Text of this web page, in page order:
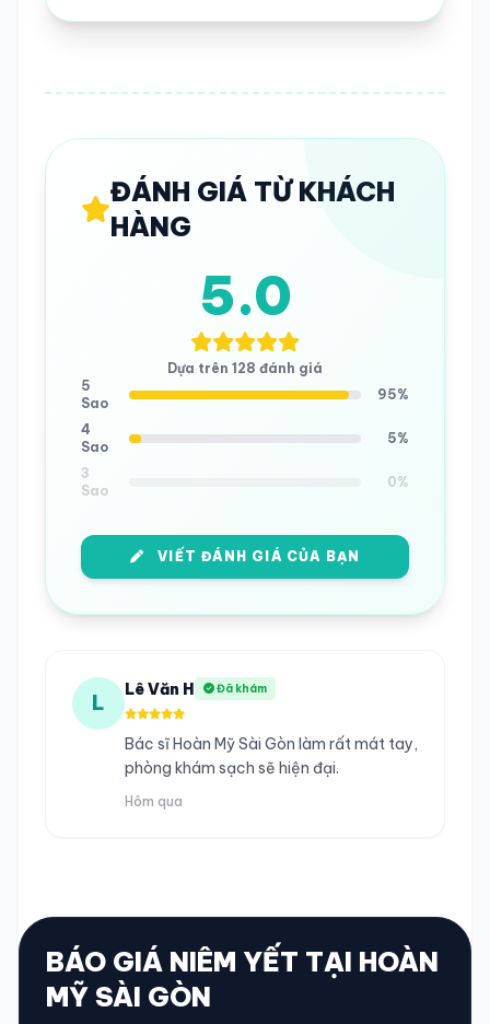
ĐÁNH GIÁ TỪ KHÁCH
HÀNG
5.0
Dựa trên 128 đánh giá
5
Sao
95%
4
Sao
5%
3
Sao
0%
VIẾT ĐÁNH GIÁ CỦA BẠN
L
Lê Văn H Đã khám
Bác sĩ Hoàn Mỹ Sài Gòn làm rất mát tay,
phòng khám sạch sẽ hiện đại.
Hôm qua
BÁO GIÁ NIÊM YẾT TẠI HOÀN
MỸ SÀI GÒN